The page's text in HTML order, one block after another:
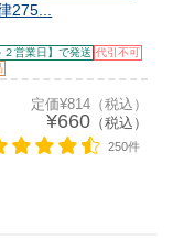
275...
２営業日】で発送 代引不可
定価¥814（税込）
¥660（税込）
250件